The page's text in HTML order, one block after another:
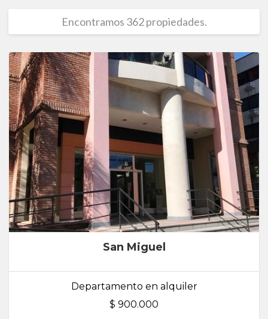
Encontramos 362 propiedades.
San Miguel
Departamento en alquiler
$ 900.000